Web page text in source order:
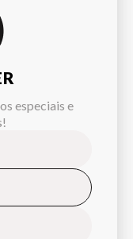
especiais e